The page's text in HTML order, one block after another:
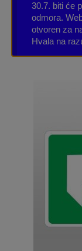
30.7. biti će
odmora.
otvoren za
Hvala na